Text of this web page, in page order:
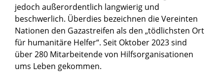
jedoch außerordentlich langwierig und
beschwerlich. Überdies bezeichnen die Vereinten
Nationen den Gazastreifen als den „tödlichsten Ort
für humanitäre Helfer“. Seit Oktober 2023 sind
über 280 Mitarbeitende von Hilfsorganisationen
ums Leben gekommen.